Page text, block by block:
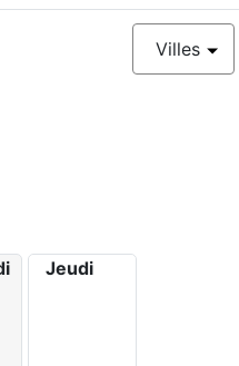
Villes
Jeudi